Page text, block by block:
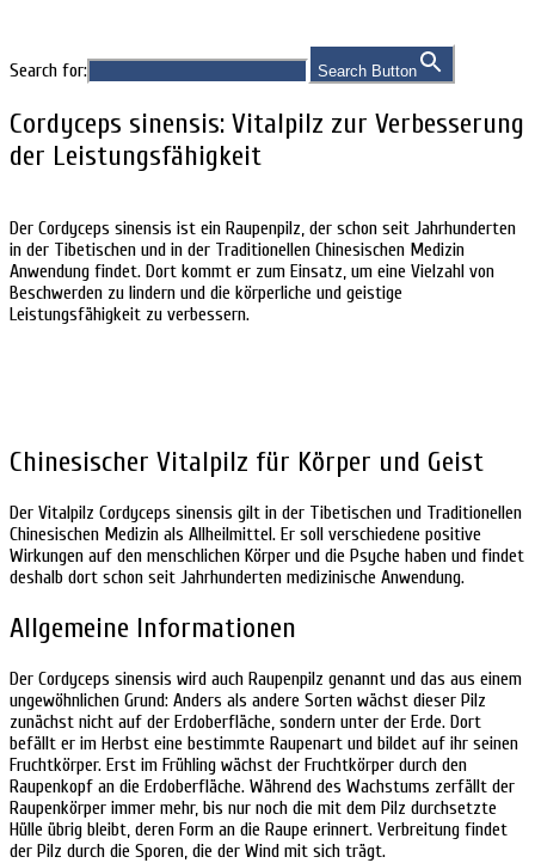
Search for: Search Button
Cordyceps sinensis: Vitalpilz zur Verbesserung
der Leistungsfähigkeit
Der Cordyceps sinensis ist ein Raupenpilz, der schon seit Jahrhunderten
in der Tibetischen und in der Traditionellen Chinesischen Medizin
Anwendung findet. Dort kommt er zum Einsatz, um eine Vielzahl von
Beschwerden zu lindern und die körperliche und geistige
Leistungsfähigkeit zu verbessern.
Chinesischer Vitalpilz für Körper und Geist
Der Vitalpilz Cordyceps sinensis gilt in der Tibetischen und Traditionellen
Chinesischen Medizin als Allheilmittel. Er soll verschiedene positive
Wirkungen auf den menschlichen Körper und die Psyche haben und findet
deshalb dort schon seit Jahrhunderten medizinische Anwendung.
Allgemeine Informationen
Der Cordyceps sinensis wird auch Raupenpilz genannt und das aus einem
ungewöhnlichen Grund: Anders als andere Sorten wächst dieser Pilz
zunächst nicht auf der Erdoberfläche, sondern unter der Erde. Dort
befällt er im Herbst eine bestimmte Raupenart und bildet auf ihr seinen
Fruchtkörper. Erst im Frühling wächst der Fruchtkörper durch den
Raupenkopf an die Erdoberfläche. Während des Wachstums zerfällt der
Raupenkörper immer mehr, bis nur noch die mit dem Pilz durchsetzte
Hülle übrig bleibt, deren Form an die Raupe erinnert. Verbreitung findet
der Pilz durch die Sporen, die der Wind mit sich trägt.